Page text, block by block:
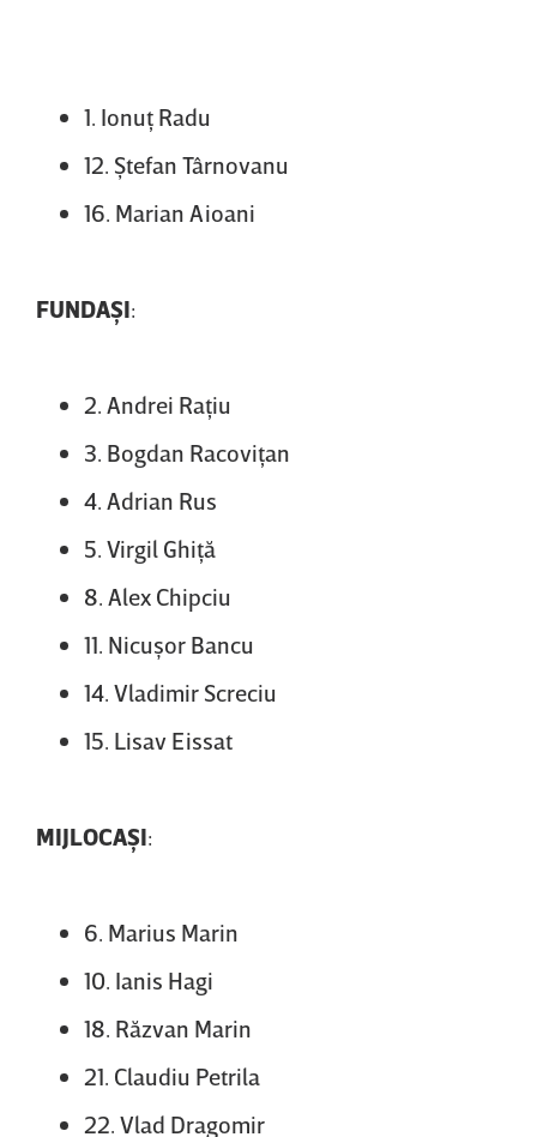
1. Ionuţ Radu
12. Ştefan Târnovanu
16. Marian Aioani
FUNDAŞI:
2. Andrei Raţiu
3. Bogdan Racoviţan
4. Adrian Rus
5. Virgil Ghiţă
8. Alex Chipciu
11. Nicuşor Bancu
14. Vladimir Screciu
15. Lisav Eissat
MIJLOCAŞI:
6. Marius Marin
10. Ianis Hagi
18. Răzvan Marin
21. Claudiu Petrila
22. Vlad Dragomir